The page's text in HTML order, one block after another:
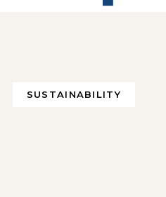
SUSTAINABILITY